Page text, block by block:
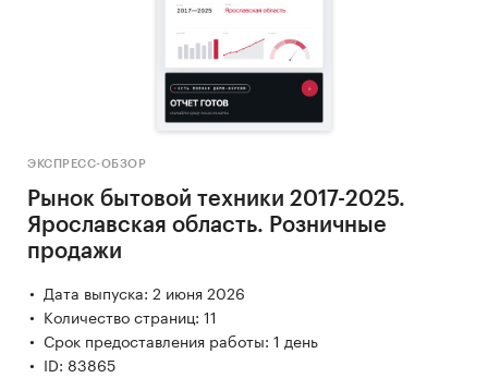
ЭКСПРЕСС-ОБЗОР
Рынок бытовой техники 2017-2025.
Ярославская область. Розничные
продажи
Дата выпуска: 2 июня 2026
Количество страниц: 11
Срок предоставления работы: 1 день
ID: 83865